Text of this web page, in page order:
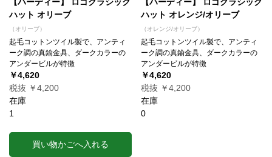
ハット オリーブ
（オリーブ）
起毛コットンツイル製で、アンティ
ーク調の真鍮金具、ダークカラーの
アンダービルが特徴
￥4,620
税抜 ￥4,200
在庫
1
買い物かごへ入れる
ハット オレンジ/オリーブ
（オレンジ/オリーブ）
起毛コットンツイル製で、アンティ
ーク調の真鍮金具、ダークカラーの
アンダービルが特徴
￥4,620
税抜 ￥4,200
在庫
0